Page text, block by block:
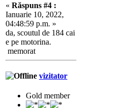
« Răspuns #4 :
Ianuarie 10, 2022,
04:48:59 p.m. »
da, scoutul de 184 cai
e pe motorina.
memorat
vizitator
Gold member